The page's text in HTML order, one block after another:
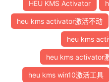
HEU KMS Activator
heu kms activator激活不动
heu kms
heu kms activator
heu kms win10激活工具